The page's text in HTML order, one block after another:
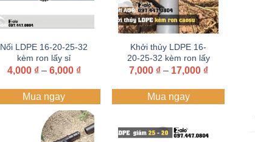
Nối LDPE 16-20-25-32
kèm ron lấy sỉ
Zalo+hotline
4,000 ₫ – 6,000 ₫Khoảng
từ
đến
6,000 ₫
Mua ngay
Khởi thủy LDPE 16-
20-25-32 kèm ron lấy
sỉ Zalo+hotline
7,000 ₫ – 17,000 ₫Khoảng
từ
Mua ngay